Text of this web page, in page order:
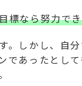
標なら努力で
。しかし、自
であったとし